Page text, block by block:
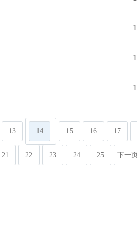
13 14 15 16 17
21 22 23 24 25 下一